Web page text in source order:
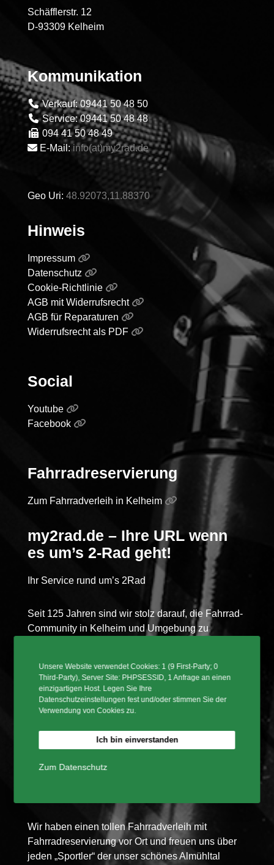
Schäfflerstr. 12
D-93309 Kelheim
Kommunikation
Verkauf: 09441 50 48 50
Service: 09441 50 48 48
094 41 50 48 49
E-Mail: info(at)my2rad.de
Geo Uri: 48.92073,11.88370
Hinweis
Impressum
Datenschutz
Cookie-Richtlinie
AGB mit Widerrufsrecht
AGB für Reparaturen
Widerrufsrecht als PDF
Social
Youtube
Facebook
Fahrradreservierung
Zum Fahrradverleih in Kelheim
my2rad.de – Ihre URL wenn
es um’s 2-Rad geht!
Ihr Service rund um’s 2Rad
Seit 125 Jahren sind wir stolz darauf, die Fahrrad-
Community in Kelheim und Umgebung zu
Fachkenntnissen und freundlichem Service zur
Verfügung.
Sportart an von Citybikes, Trekkingräder,
Mountainbikes oder Sporträder inklusive eine
Vielzahl von Zubehör an von Top
Wir haben einen tollen Fahrradverleih mit
Fahrradreservierung vor Ort und freuen uns über
jeden „Sportler“ der unser schönes Almühltal
Unsere Website verwendet Cookies: 1 (9 First-Party; 0
Third-Party), Server Site: PHPSESSID, 1 Anfrage an einen
einzigartigen Host. Legen Sie Ihre
Datenschutzeinstellungen fest und/oder stimmen Sie der
Verwendung von Cookies zu.
Zum Datenschutz
Ich bin einverstanden